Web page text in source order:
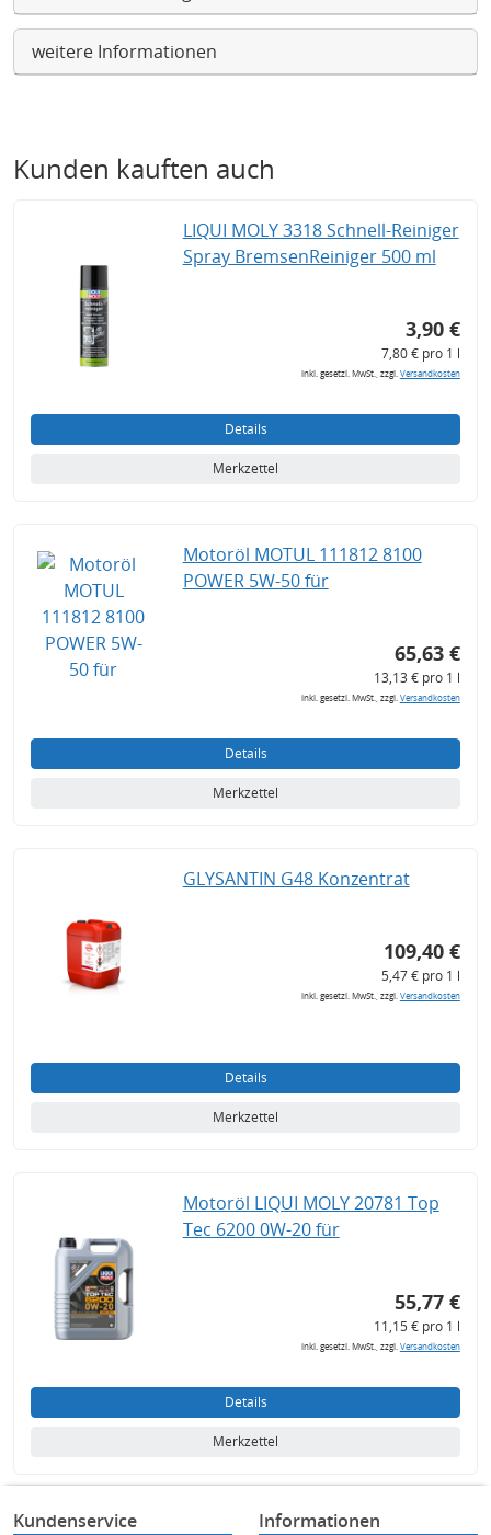
weitere Informationen
Kunden kauften auch
LIQUI MOLY 3318 Schnell-Reiniger
Spray BremsenReiniger 500 ml
3,90 €
7,80 € pro 1 l
inkl. gesetzl. MwSt., zzgl.Versandkosten
Details
Merkzettel
Motoröl MOTUL 111812 8100
POWER 5W-50 für
65,63 €
13,13 € pro 1 l
inkl. gesetzl. MwSt., zzgl.Versandkosten
Details
Merkzettel
GLYSANTIN G48 Konzentrat
109,40 €
5,47 € pro 1 l
inkl. gesetzl. MwSt., zzgl.Versandkosten
Details
Merkzettel
Motoröl LIQUI MOLY 20781 Top
Tec 6200 0W-20 für
55,77 €
11,15 € pro 1 l
inkl. gesetzl. MwSt., zzgl.Versandkosten
Details
Merkzettel
Kundenservice Informationen